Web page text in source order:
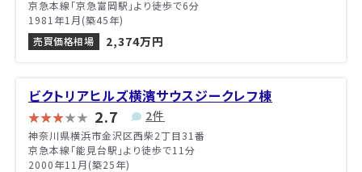
京急本線「京急富岡駅」より徒歩で6分
1981年1月(築45年)
売買価格相場
2,374万円
ビクトリアヒルズ横濱サウスジークレフ棟
2.7 2件
神奈川県横浜市金沢区西柴2丁目31番
京急本線「能見台駅」より徒歩で11分
2000年11月(築25年)